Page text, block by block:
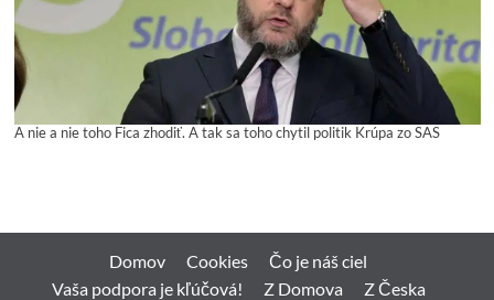
A nie a nie toho Fica zhodiť. A tak sa toho chytil politik Krúpa zo SAS
Domov Cookies
Čo je náš ciel
Vaša podpora je kľúčová!
Z Domova
Z Česka